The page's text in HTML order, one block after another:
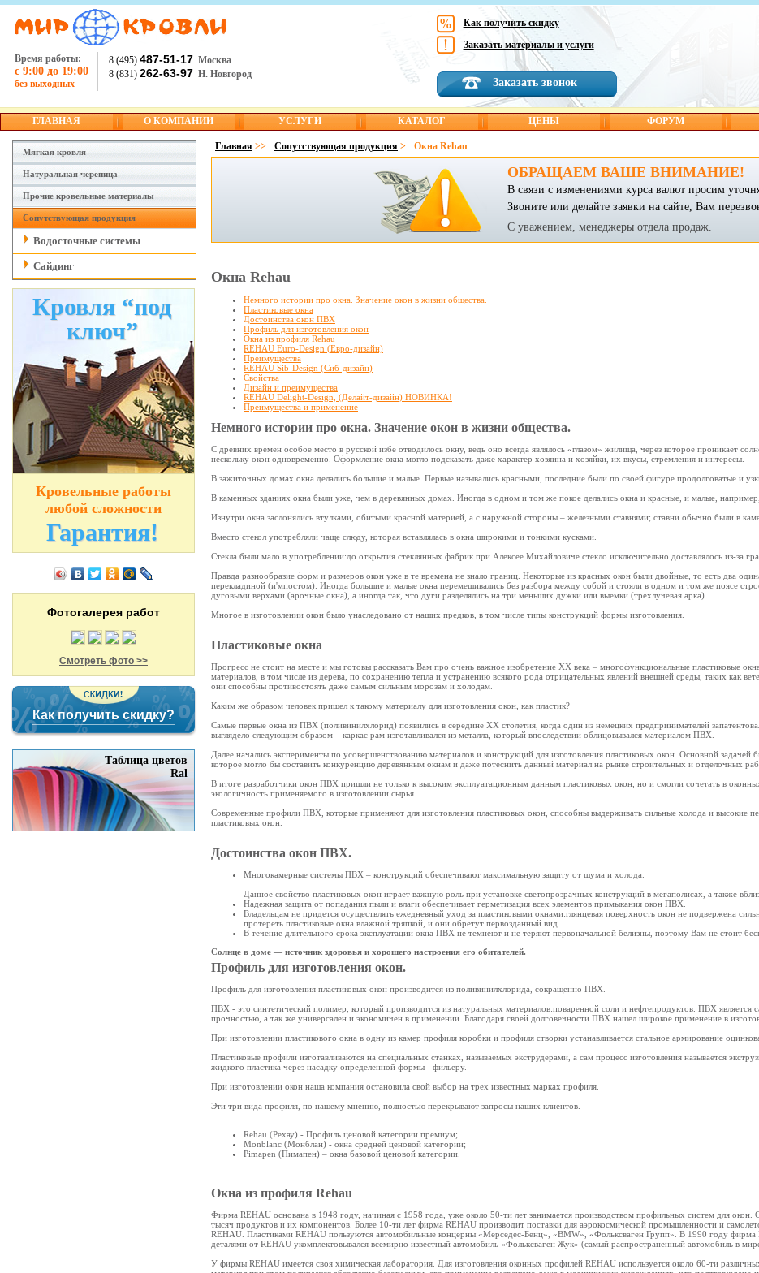
Как получить скидку
Заказать материалы и услуги
Заказать звонок
Время работы:
с 9:00 до 19:00
без выходных
8 (495) 487-51-17 Москва
8 (831) 262-63-97 Н. Новгород
ГЛАВНАЯ О КОМПАНИИ УСЛУГИ КАТАЛОГ ЦЕНЫ ФОРУМ
Мягкая кровля
Натуральная черепица
Прочие кровельные материалы
Сопутствующая продукция
Водосточные системы
Сайдинг
Кровля “под
ключ”
Кровельные работы
любой сложности
Гарантия!
Фотогалерея работ
Смотреть фото >>
Как получить скидку?
Таблица цветов
Ral
Главная >> Сопутствующая продукция > Окна Rehau
ОБРАЩАЕМ ВАШЕ ВНИМАНИЕ!
В связи с изменениями курса валют просим
Звоните или делайте заявки на сайте, Вам
С уважением, менеджеры отдела продаж.
Окна Rehau
Немного истории про окна. Значение окон в жизни общества.
Пластиковые окна
Достоинства окон ПВХ
Профиль для изготовления окон
Окна из профиля Rehau
REHAU Euro-Design (Евро-дизайн)
Преимущества
REHAU Sib-Design (Сиб-дизайн)
Свойства
Дизайн и преимущества
REHAU Delight-Design, (Делайт-дизайн) НОВИНКА!
Преимущества и применение
Немного истории про окна. Значение окон в жизни общества.
С древних времен особое место в русской избе отводилось окну, ведь оно всегда являлось «глазом» жилища, через которое проникает
нескольку окон одновременно. Оформление окна могло подсказать даже характер хозяина и хозяйки, их вкусы, стремления и интересы.
В зажиточных домах окна делались большие и малые. Первые назывались красными, последние были по своей фигуре продолговатые и
В каменных зданиях окна были уже, чем в деревянных домах. Иногда в одном и том же покое делались окна и красные, и малые,
Изнутри окна заслонялись втулками, обитыми красной материей, а с наружной стороны – железными ставнями; ставни обычно были в
Вместо стекол употребляли чаще слюду, которая вставлялась в окна широкими и тонкими кусками.
Стекла были мало в употреблении:до открытия стеклянных фабрик при Алексее Михайловиче стекло исключительно доставлялось из-за
Правда разнообразие форм и размеров окон уже в те времена не знало границ. Некоторые из красных окон были двойные, то есть два
перекладиной (и'мпостом). Иногда большие и малые окна перемешивались без разбора между собой и стояли в одном и том же поясе
дуговыми верхами (арочные окна), а иногда так, что дуги разделялись на три меньших дужки или выемки (трехлучевая арка).
Многое в изготовлении окон было унаследовано от наших предков, в том числе типы конструкций формы изготовления.
Пластиковые окна
Прогресс не стоит на месте и мы готовы рассказать Вам про очень важное изобретение ХХ века – многофункциональные пластиковые
материалов, в том числе из дерева, по сохранению тепла и устранению всякого рода отрицательных явлений внешней среды, таких как
они способны противостоять даже самым сильным морозам и холодам.
Каким же образом человек пришел к такому материалу для изготовления окон, как пластик?
Самые первые окна из ПВХ (поливинилхлорид) появились в середине XX столетия, когда один из немецких предпринимателей
выглядело следующим образом – каркас рам изготавливался из металла, который впоследствии облицовывался материалом ПВХ.
Далее начались эксперименты по усовершенствованию материалов и конструкций для изготовления пластиковых окон. Основной
которое могло бы составить конкуренцию деревянным окнам и даже потеснить данный материал на рынке строительных и отделочных
В итоге разработчики окон ПВХ пришли не только к высоким эксплуатационным данным пластиковых окон, но и смогли сочетать в
экологичность применяемого в изготовлении сырья.
Современные профили ПВХ, которые применяют для изготовления пластиковых окон, способны выдерживать сильные холода и высокие
пластиковых окон.
Достоинства окон ПВХ.
Многокамерные системы ПВХ – конструкций обеспечивают максимальную защиту от шума и холода.
Данное свойство пластиковых окон играет важную роль при установке светопрозрачных конструкций в мегаполисах, а также
Надежная защита от попадания пыли и влаги обеспечивает герметизация всех элементов примыкания окон ПВХ.
Владельцам не придется осуществлять ежедневный уход за пластиковыми окнами:глянцевая поверхность окон не подвержена
протереть пластиковые окна влажной тряпкой, и они обретут первозданный вид.
В течение длительного срока эксплуатации окна ПВХ не темнеют и не теряют первоначальной белизны, поэтому Вам не стоит
Солнце в доме — источник здоровья и хорошего настроения его обитателей.
Профиль для изготовления окон.
Профиль для изготовления пластиковых окон производится из поливинилхлорида, сокращенно ПВХ.
ПВХ - это синтетический полимер, который производится из натуральных материалов:поваренной соли и нефтепродуктов. ПВХ
прочностью, а так же универсален и экономичен в применении. Благодаря своей долговечности ПВХ нашел широкое применение в
При изготовлении пластикового окна в одну из камер профиля коробки и профиля створки устанавливается стальное армирование
Пластиковые профили изготавливаются на специальных станках, называемых экструдерами, а сам процесс изготовления называется
жидкого пластика через насадку определенной формы - фильеру.
При изготовлении окон наша компания остановила свой выбор на трех известных марках профиля.
Эти три вида профиля, по нашему мнению, полностью перекрывают запросы наших клиентов.
Rehau (Рехау) - Профиль ценовой категории премиум;
Monblanc (Монблан) - окна средней ценовой категории;
Pimapen (Пимапен) – окна базовой ценовой категории.
Окна из профиля Rehau
Фирма REHAU основана в 1948 году, начиная с 1958 года, уже около 50-ти лет занимается производством профильных систем для окон.
тысяч продуктов и их компонентов. Более 10-ти лет фирма REHAU производит поставки для аэрокосмической промышленности и
REHAU. Пластиками REHAU пользуются автомобильные концерны «Мерседес-Бенц», «BMW», «Фольксваген Групп». В 1990 году
деталями от REHAU укомплектовывался всемирно известный автомобиль «Фольксваген Жук» (самый распространенный автомобиль в
У фирмы REHAU имеется своя химическая лаборатория. Для изготовления оконных профилей REHAU используется около 60-ти